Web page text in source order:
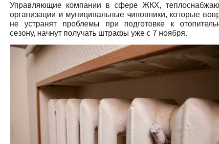
Управляющие компании в сфере ЖКХ,
организации и муниципальные чиновники, которые
не устранят проблемы при подготовке к
сезону, начнут получать штрафы уже с 7 ноября.